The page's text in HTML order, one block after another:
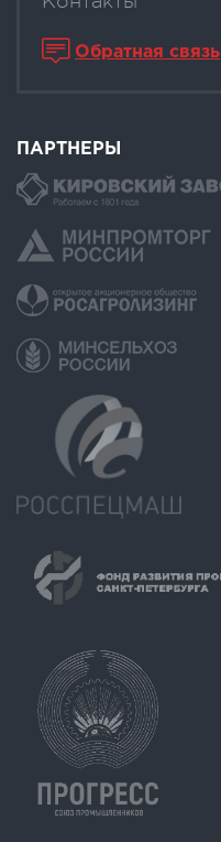
Обратная связь
ПАРТНЕРЫ